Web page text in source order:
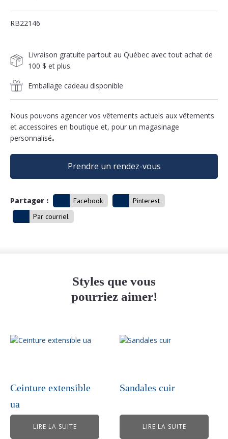
RB22146
Livraison gratuite partout au Québec avec tout achat de
100 $ et plus.
Emballage cadeau disponible
Nous pouvons agencer vos vêtements actuels aux vêtements
et accessoires en boutique et, pour un magasinage
personnalisé.
Prendre un rendez-vous
Partager : Facebook
Pinterest
Par courriel
Styles que vous
pourriez aimer!
Ceinture extensible
ua
LIRE LA SUITE
Sandales cuir
LIRE LA SUITE